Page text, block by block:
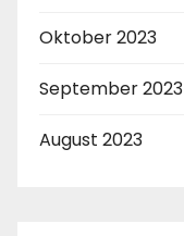
Oktober 2023
September 2023
August 2023